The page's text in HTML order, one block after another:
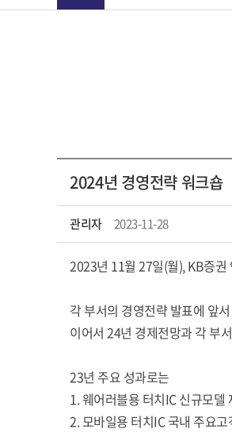
2024년 경영전략 워크숍
관리자 2023-11-28
2023년 11월 27일(월), KB증
각 부서의 경영전략 발표에 앞
이어서 24년 경제전망과 각 부
23년 주요 성과로는
1. 웨어러블용 터치IC 신규모델
2. 모바일용 터치IC 국내 주요